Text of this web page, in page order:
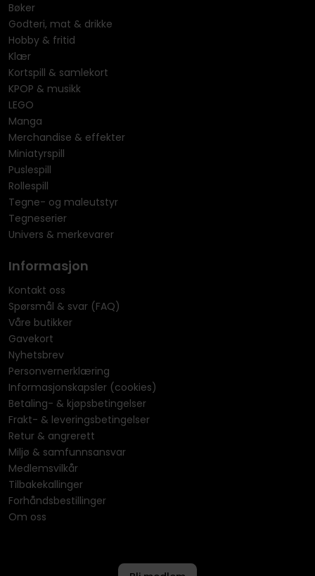
Bøker
Godteri, mat & drikke
Hobby & fritid
Klær
Kortspill & samlekort
KPOP & musikk
LEGO
Manga
Merchandise & effekter
Miniatyrspill
Puslespill
Rollespill
Tegne- og maleutstyr
Tegneserier
Univers & merkevarer
Informasjon
Kontakt oss
Spørsmål & svar (FAQ)
Våre butikker
Gavekort
Nyhetsbrev
Personvernerklæring
Informasjonskapsler (cookies)
Betaling- & kjøpsbetingelser
Frakt- & leveringsbetingelser
Retur & angrerett
Miljø & samfunnsansvar
Medlemsvilkår
Tilbakekallinger
Forhåndsbestillinger
Om oss